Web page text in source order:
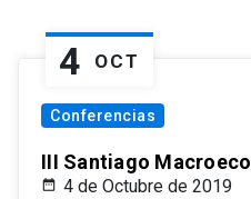
4 OCT
Conferencias
III Santiago
4 de Octubre de 2019